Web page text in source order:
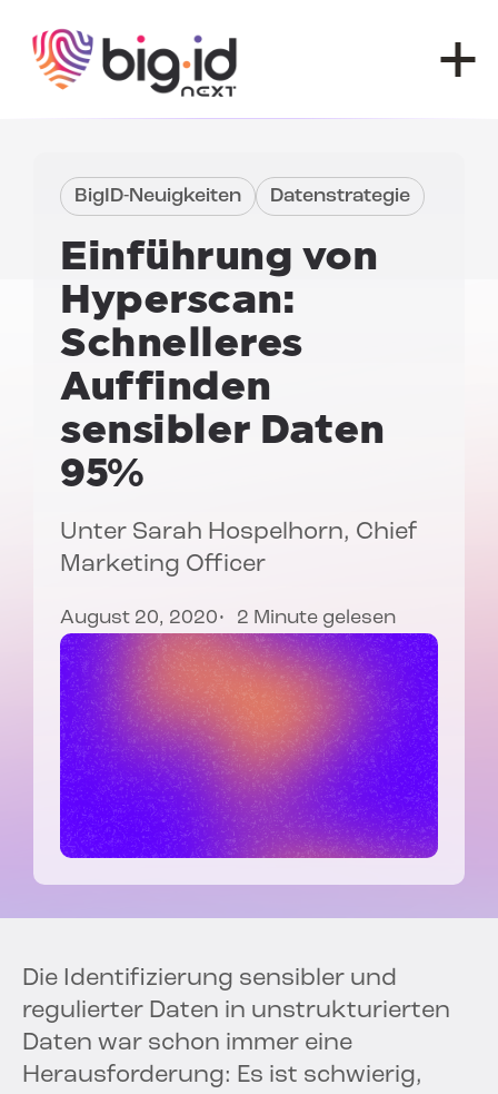
BigID-Neuigkeiten Datenstrategie
Einführung von
Hyperscan:
Schnelleres
Auffinden
sensibler Daten
95%
Unter Sarah Hospelhorn, Chief
Marketing Officer
August 20, 2020 2 Minute gelesen
Die Identifizierung sensibler und
regulierter Daten in unstrukturierten
Daten war schon immer eine
Herausforderung: Es ist schwierig,